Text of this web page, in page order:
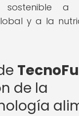
a
y a la
de la